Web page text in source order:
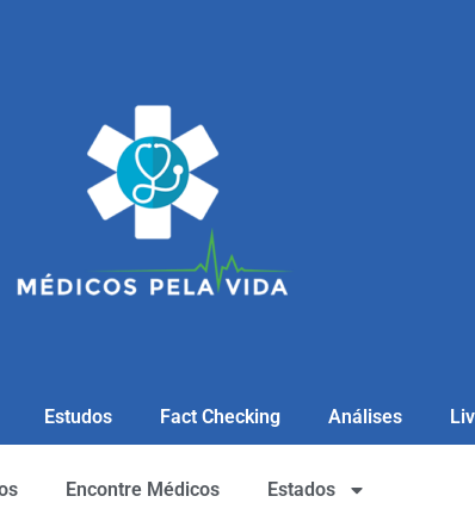
Estudos Fact Checking Análises
Encontre Médicos Estados